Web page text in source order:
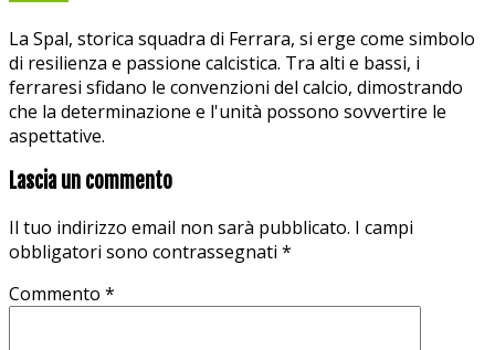
La Spal, storica squadra di Ferrara, si erge come simbolo
di resilienza e passione calcistica. Tra alti e bassi, i
ferraresi sfidano le convenzioni del calcio, dimostrando
che la determinazione e l'unità possono sovvertire le
aspettative.
Lascia un commento
Il tuo indirizzo email non sarà pubblicato. I campi
obbligatori sono contrassegnati *
Commento *